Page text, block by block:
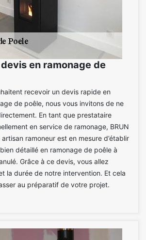
en ramonage de
recevoir un devis rapide en
de poêle, nous vous invitons de ne
En tant que prestataire
en service de ramonage, BRUN
ramoneur est en mesure d’établir
détaillé en ramonage de poêle à
Grâce à ce devis, vous allez
la durée de notre intervention. Et cela
au préparatif de votre projet.